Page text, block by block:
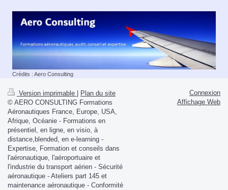
Crédits : Aero Consulting
Version imprimable
Plan du site
© AERO CONSULTING Formations
Aéronautiques France, Europe, USA,
Afrique, Océanie - Formations en
présentiel, en ligne, en visio, à
distance,blended, en e-learning -
Expertise, Formation et conseils dans
l'aéronautique, l'aéroportuaire et
l'industrie du transport aérien - Sécurité
aéronautique - Ateliers part 145 et
maintenance aéronautique - Conformité
Connexion
Affichage Web